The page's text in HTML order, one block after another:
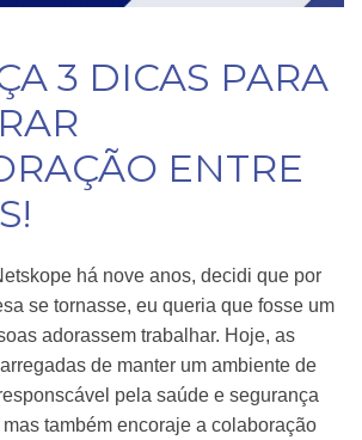
3 DICAS PARA
ENTRE
há nove anos, decidi que por
se tornasse, eu queria que fosse um
adorassem trabalhar. Hoje, as
de manter um ambiente de
pela saúde e segurança
também encoraje a colaboração